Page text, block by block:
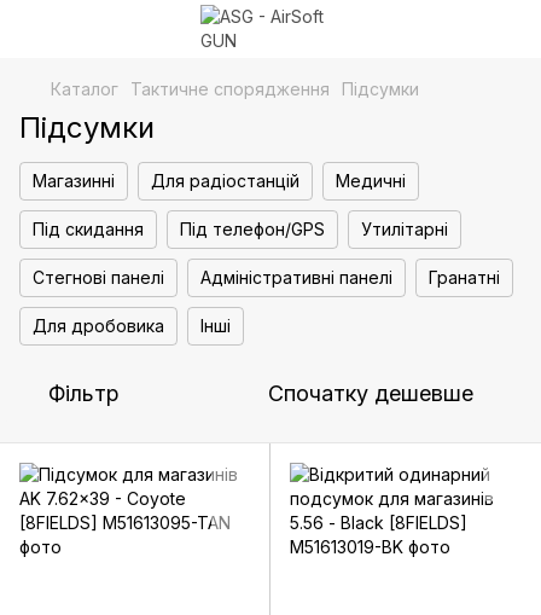
Каталог Тактичне спорядження Підсумки
Підсумки
Магазинні Для радіостанцій Медичні
Під скидання Під телефон/GPS Утилітарні
Стегнові панелі Адміністративні панелі Гранатні
Для дробовика Інші
Фільтр Спочатку дешевше